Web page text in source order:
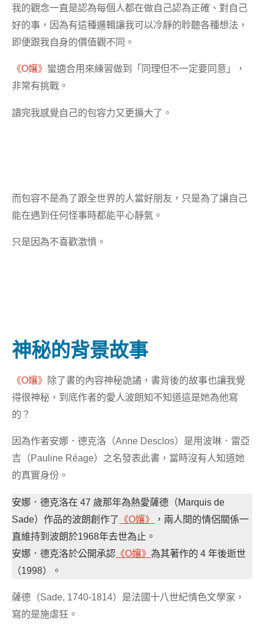
我的觀念一直是認為每個人都在做自己認為正確、對自己
好的事，因為有這種邏輯讓我可以冷靜的聆聽各種想法，
即便跟我自身的價值觀不同。
《O孃》 蠻適合用來練習做到「同理但不一定要同意」，
非常有挑戰。
讀完我感覺自己的包容力又更擴大了。
而包容不是為了跟全世界的人當好朋友，只是為了讓自己
能在遇到任何怪事時都能平心靜氣。
只是因為不喜歡激憤。
神秘的背景故事
《O孃》 除了書的內容神秘詭譎，書背後的故事也讓我覺
得很神秘，到底作者的愛人波朗知不知道這是她為他寫
的？
因為作者安娜．德克洛（Anne Desclos）是用波琳．雷亞
吉（Pauline Réage）之名發表此書，當時沒有人知道她
的真實身份。
安娜．德克洛在 47 歲那年為熱愛薩德（Marquis de
Sade）作品的波朗創作了 《O孃》
，兩人間的情侶關係一
直維持到波朗於1968年去世為止。
安娜．德克洛於公開承認 《O孃》為其著作的 4 年後逝世
（1998）。
薩德（Sade, 1740-1814）是法國十八世紀情色文學家，
寫的是施虐狂。